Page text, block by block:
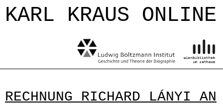
Jump to navigation
KARL KRAUS ONLINE
RECHNUNG RICHARD LÁNYI AN